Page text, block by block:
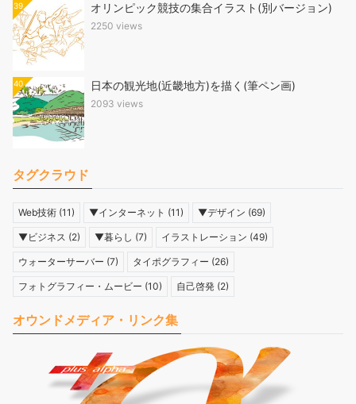
39 オリンピック競技の集合イラスト(別バージョン)
2250 views
40 日本の観光地(近畿地方)を描く(筆ペン画)
2093 views
タグクラウド
Web技術 (11) ▼インターネット (11) ▼デザイン (69)
▼ビジネス (2) ▼暮らし (7) イラストレーション (49)
ウォーターサーバー (7) タイポグラフィー (26)
フォトグラフィー・ムービー (10) 自己啓発 (2)
オウンドメディア・リンク集